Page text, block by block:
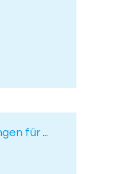
für ...